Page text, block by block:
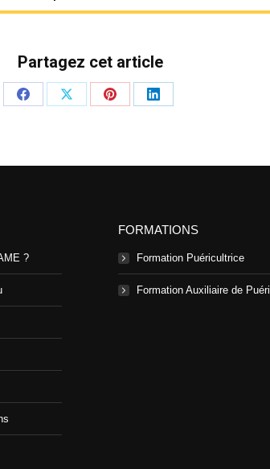
Partagez cet article
PartagerPartagerPartagerPartager
?
FORMATIONS
Formation Puéricultrice
Formation Auxiliaire de